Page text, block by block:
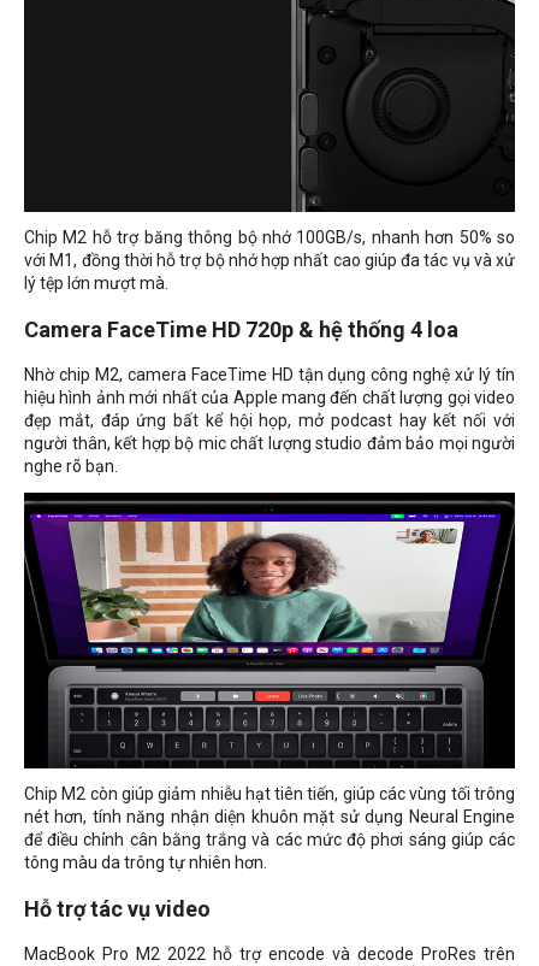
Chip M2 hỗ trợ băng thông bộ nhớ 100GB/s, nhanh hơn 50% so
với M1, đồng thời hỗ trợ bộ nhớ hợp nhất cao giúp đa tác vụ và xử
lý tệp lớn mượt mà.
Camera FaceTime HD 720p & hệ thống 4 loa
Nhờ chip M2, camera FaceTime HD tận dụng công nghệ xử lý tín
hiệu hình ảnh mới nhất của Apple mang đến chất lượng gọi video
đẹp mắt, đáp ứng bất kể hội họp, mở podcast hay kết nối với
người thân, kết hợp bộ mic chất lượng studio đảm bảo mọi người
nghe rõ bạn.
Chip M2 còn giúp giảm nhiễu hạt tiên tiến, giúp các vùng tối trông
nét hơn, tính năng nhận diện khuôn mặt sử dụng Neural Engine
để điều chỉnh cân bằng trắng và các mức độ phơi sáng giúp các
tông màu da trông tự nhiên hơn.
Hỗ trợ tác vụ video
MacBook Pro M2 2022 hỗ trợ encode và decode ProRes trên